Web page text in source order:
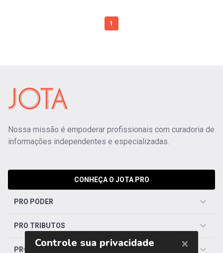
1
Nossa missão é empoderar profissionais com curadoria de
informações independentes e especializadas.
CONHEÇA O JOTA PRO
PRO PODER
PRO TRIBUTOS
PRO TRABALHISTA